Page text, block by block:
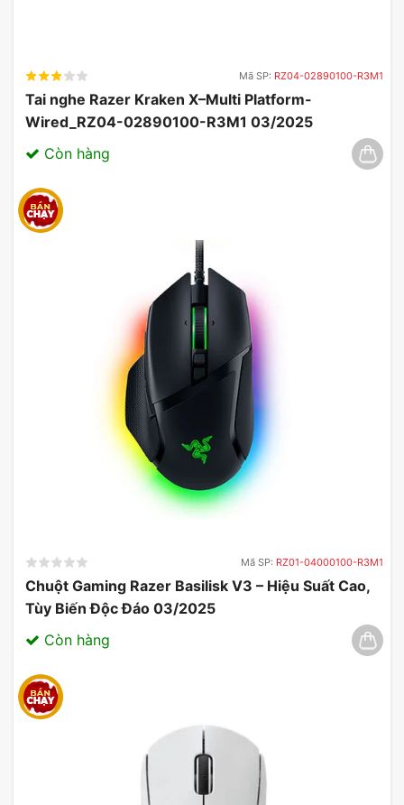
Mã SP: RZ04-02890100-R3M1
Tai nghe Razer Kraken X–Multi Platform-
Wired_RZ04-02890100-R3M1 03/2025
Còn hàng
Mã SP: RZ01-04000100-R3M1
Chuột Gaming Razer Basilisk V3 – Hiệu Suất Cao,
Tùy Biến Độc Đáo 03/2025
Còn hàng